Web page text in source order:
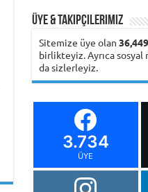
Üye & Takipçilerimiz
Sitemize üye olan 36,449
birlikteyiz. Ayrıca sosyal
da sizlerleyiz.
3.734
ÜYE